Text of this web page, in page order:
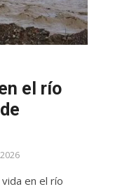
el río
en el río